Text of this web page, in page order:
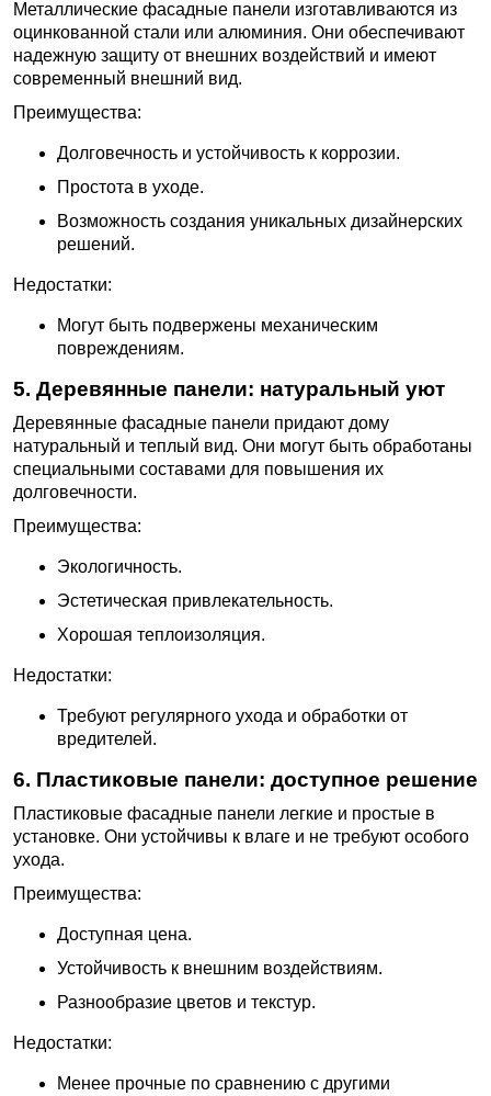
Металлические фасадные панели изготавливаются из
оцинкованной стали или алюминия. Они обеспечивают
надежную защиту от внешних воздействий и имеют
современный внешний вид.
Преимущества:
Долговечность и устойчивость к коррозии.
Простота в уходе.
Возможность создания уникальных дизайнерских
решений.
Недостатки:
Могут быть подвержены механическим
повреждениям.
5. Деревянные панели: натуральный уют
Деревянные фасадные панели придают дому
натуральный и теплый вид. Они могут быть обработаны
специальными составами для повышения их
долговечности.
Преимущества:
Экологичность.
Эстетическая привлекательность.
Хорошая теплоизоляция.
Недостатки:
Требуют регулярного ухода и обработки от
вредителей.
6. Пластиковые панели: доступное решение
Пластиковые фасадные панели легкие и простые в
установке. Они устойчивы к влаге и не требуют особого
ухода.
Преимущества:
Доступная цена.
Устойчивость к внешним воздействиям.
Разнообразие цветов и текстур.
Недостатки:
Менее прочные по сравнению с другими